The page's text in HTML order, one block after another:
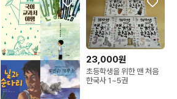
23,000원
초등학생을 위한 맨 처음
한국사 1~5권